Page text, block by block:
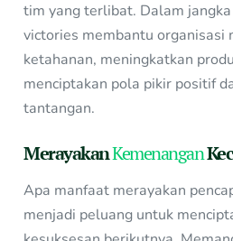
tim yang terlibat. Dalam
victories membantu organisasi
ketahanan, meningkatkan
menciptakan pola pikir positif
tantangan.
MerayakanKemenangan
Apa manfaat merayakan
menjadi peluang untuk